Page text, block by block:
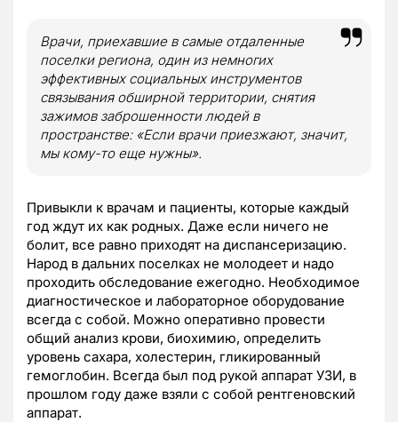
Врачи, приехавшие в самые отдаленные
поселки региона, один из немногих
эффективных социальных инструментов
связывания обширной территории, снятия
зажимов заброшенности людей в
пространстве: «Если врачи приезжают, значит,
мы кому-то еще нужны».
Привыкли к врачам и пациенты, которые каждый
год ждут их как родных. Даже если ничего не
болит, все равно приходят на диспансеризацию.
Народ в дальних поселках не молодеет и надо
проходить обследование ежегодно. Необходимое
диагностическое и лабораторное оборудование
всегда с собой. Можно оперативно провести
общий анализ крови, биохимию, определить
уровень сахара, холестерин, гликированный
гемоглобин. Всегда был под рукой аппарат УЗИ, в
прошлом году даже взяли с собой рентгеновский
аппарат.